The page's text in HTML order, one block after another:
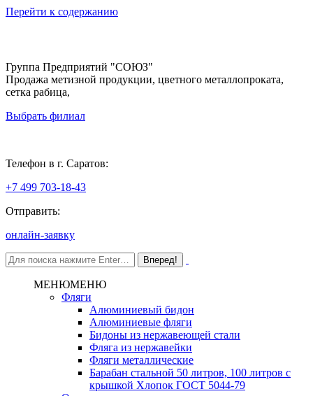
Перейти к содержанию
Группа Предприятий "СОЮЗ"
Продажа метизной продукции, цветного металлопроката,
сетка рабица,
Выбрать филиал
Телефон в г. Саратов:
+7 499 703-18-43
Отправить:
онлайн-заявку
МЕНЮМЕНЮ
Фляги
Алюминиевый бидон
Алюминиевые фляги
Бидоны из нержавеющей стали
Фляга из нержавейки
Фляги металлические
Барабан стальной 50 литров, 100 литров с
крышкой Хлопок ГОСТ 5044-79